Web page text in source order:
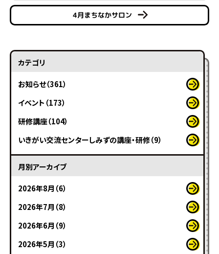
4月まちなかサロン
カテゴリ
お知らせ（361）
イベント（173）
研修講座（104）
いきがい交流センターしみずの講座・研修（9）
月別アーカイブ
2026年8月（6）
2026年7月（8）
2026年6月（9）
2026年5月（3）